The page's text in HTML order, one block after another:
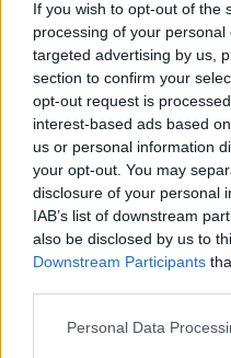
If you wish to opt-out of the
processing of your
targeted advertising by us,
section to confirm your
opt-out request is
interest-based ads based
us or personal information
your opt-out. You may
disclosure of your personal
IAB’s list of downstream
also be disclosed by us to
Downstream Participants
Please note that this
Personal Data
Σχόλια
Τραγωδία με 4χρονο
στην Πάρο: Τα τρία
που εστιάζουν οι
αστυνομικοί για τον
στην πισίνα